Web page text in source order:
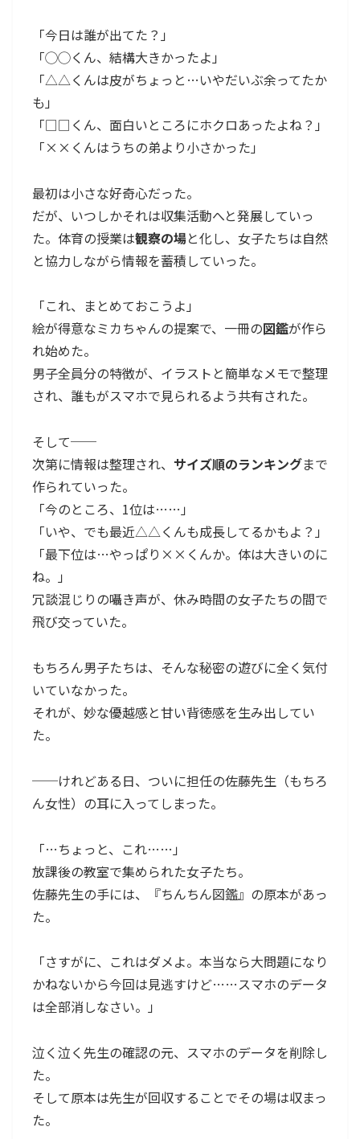
「今日は誰が出てた？」
「◯◯くん、結構大きかったよ」
「△△くんは皮がちょっと…いやだいぶ余ってたか
も」
「□□くん、面白いところにホクロあったよね？」
「××くんはうちの弟より小さかった」
最初は小さな好奇心だった。
だが、いつしかそれは収集活動へと発展していっ
た。体育の授業は観察の場と化し、女子たちは自然
と協力しながら情報を蓄積していった。
「これ、まとめておこうよ」
絵が得意なミカちゃんの提案で、一冊の図鑑が作ら
れ始めた。
男子全員分の特徴が、イラストと簡単なメモで整理
され、誰もがスマホで見られるよう共有された。
そして──
次第に情報は整理され、 サイズ順のランキングまで
作られていった。
「今のところ、1位は……」
「いや、でも最近△△くんも成長してるかもよ？」
「最下位は…やっぱり××くんか。体は大きいのに
ね。」
冗談混じりの囁き声が、休み時間の女子たちの間で
飛び交っていた。
もちろん男子たちは、そんな秘密の遊びに全く気付
いていなかった。
それが、妙な優越感と甘い背徳感を生み出してい
た。
──けれどある日、ついに担任の佐藤先生（もちろ
ん女性）の耳に入ってしまった。
「…ちょっと、これ……」
放課後の教室で集められた女子たち。
佐藤先生の手には、『ちんちん図鑑』の原本があっ
た。
「さすがに、これはダメよ。本当なら大問題になり
かねないから今回は見逃すけど……スマホのデータ
は全部消しなさい。」
泣く泣く先生の確認の元、スマホのデータを削除し
た。
そして原本は先生が回収することでその場は収まっ
た。